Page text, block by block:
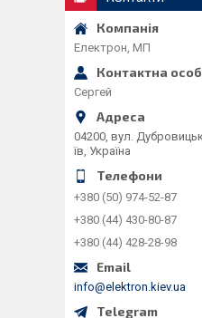
Електрон, МП
Сергей
04200, вул.
їв, Україна
+380 (50) 974-52-87
+380 (44) 430-80-87
+380 (44) 428-28-98
info@elektron.kiev.ua